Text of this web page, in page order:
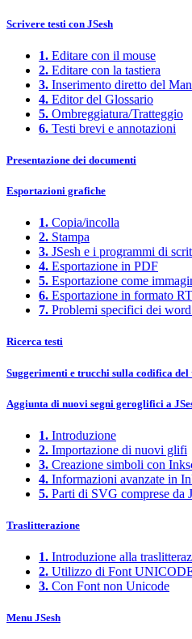
Scrivere testi con JSesh
1. Editare con il mouse
2. Editare con la tastiera
3. Inserimento diretto del
4. Editor del Glossario
5. Ombreggiatura/Tratteggio
6. Testi brevi e annotazioni
Presentazione dei documenti
Esportazioni grafiche
1. Copia/incolla
2. Stampa
3. JSesh e i programmi di
4. Esportazione in PDF
5. Esportazione come
6. Esportazione in formato
7. Problemi specifici dei
Ricerca testi
Suggerimenti e trucchi sulla codifica del
Aggiunta di nuovi segni geroglifici a
1. Introduzione
2. Importazione di nuovi glifi
3. Creazione simboli con
4. Informazioni avanzate in
5. Parti di SVG comprese da
Traslitterazione
1. Introduzione alla
2. Utilizzo di Font
3. Con Font non Unicode
Menu JSesh